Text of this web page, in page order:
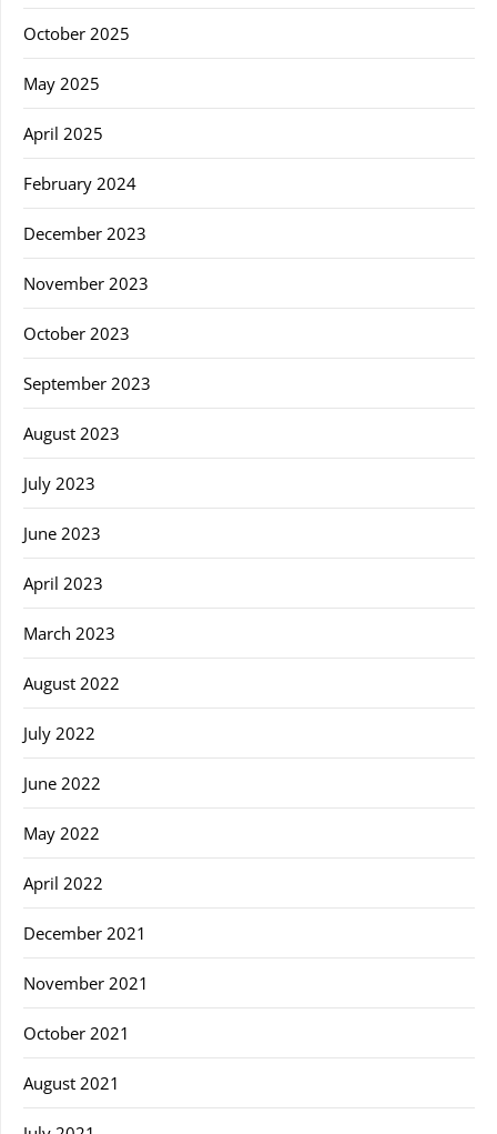
October 2025
May 2025
April 2025
February 2024
December 2023
November 2023
October 2023
September 2023
August 2023
July 2023
June 2023
April 2023
March 2023
August 2022
July 2022
June 2022
May 2022
April 2022
December 2021
November 2021
October 2021
August 2021